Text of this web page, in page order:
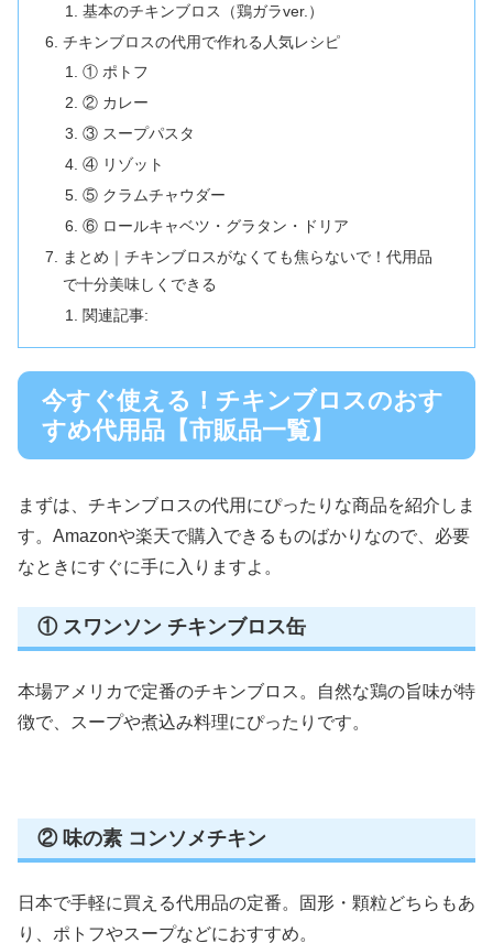
基本のチキンブロス（鶏ガラver.）
チキンブロスの代用で作れる人気レシピ
① ポトフ
② カレー
③ スープパスタ
④ リゾット
⑤ クラムチャウダー
⑥ ロールキャベツ・グラタン・ドリア
まとめ｜チキンブロスがなくても焦らないで！代用品
で十分美味しくできる
関連記事:
今すぐ使える！チキンブロスのおす
すめ代用品【市販品一覧】
まずは、チキンブロスの代用にぴったりな商品を紹介しま
す。Amazonや楽天で購入できるものばかりなので、必要
なときにすぐに手に入りますよ。
① スワンソン チキンブロス缶
本場アメリカで定番のチキンブロス。自然な鶏の旨味が特
徴で、スープや煮込み料理にぴったりです。
② 味の素 コンソメチキン
日本で手軽に買える代用品の定番。固形・顆粒どちらもあ
り、ポトフやスープなどにおすすめ。